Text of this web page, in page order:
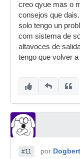
creo qyue mas o
consejos que
solo tengo un
com sistema de
altavoces de
tengo que volver
#11 por Dogbert